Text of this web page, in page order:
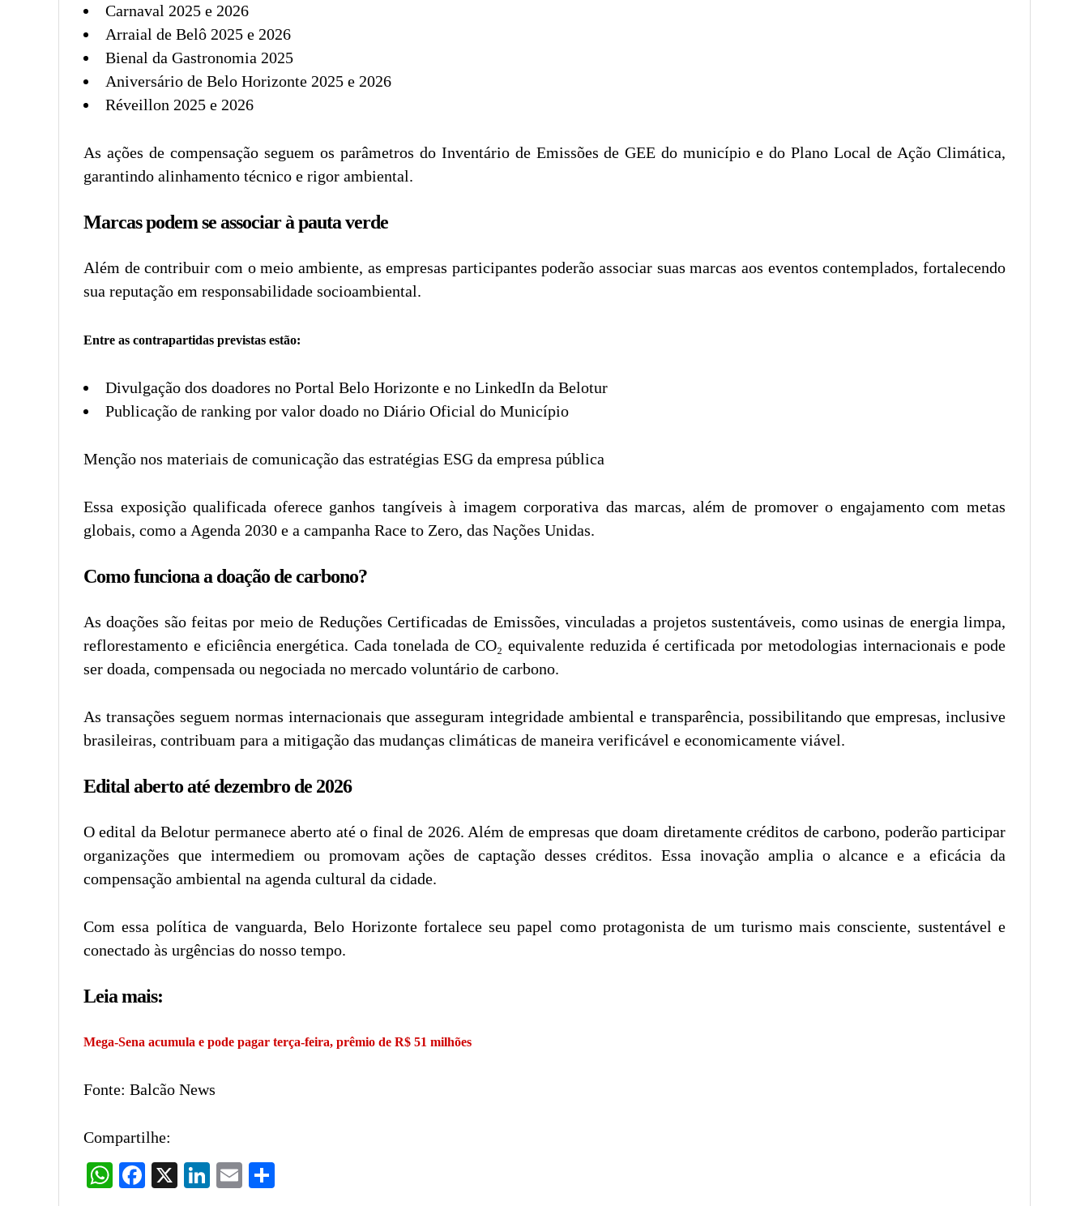
Carnaval 2025 e 2026
Arraial de Belô 2025 e 2026
Bienal da Gastronomia 2025
Aniversário de Belo Horizonte 2025 e 2026
Réveillon 2025 e 2026
As ações de compensação seguem os parâmetros do Inventário de Emissões de GEE do município e do Plano Local de Ação Climática,
garantindo alinhamento técnico e rigor ambiental.
Marcas podem se associar à pauta verde
Além de contribuir com o meio ambiente, as empresas participantes poderão associar suas marcas aos eventos contemplados, fortalecendo
sua reputação em responsabilidade socioambiental.
Entre as contrapartidas previstas estão:
Divulgação dos doadores no Portal Belo Horizonte e no LinkedIn da Belotur
Publicação de ranking por valor doado no Diário Oficial do Município
Menção nos materiais de comunicação das estratégias ESG da empresa pública
Essa exposição qualificada oferece ganhos tangíveis à imagem corporativa das marcas, além de promover o engajamento com metas
globais, como a Agenda 2030 e a campanha Race to Zero, das Nações Unidas.
Como funciona a doação de carbono?
As doações são feitas por meio de Reduções Certificadas de Emissões, vinculadas a projetos sustentáveis, como usinas de energia limpa,
reflorestamento e eficiência energética. Cada tonelada de CO₂ equivalente reduzida é certificada por metodologias internacionais e pode
ser doada, compensada ou negociada no mercado voluntário de carbono.
As transações seguem normas internacionais que asseguram integridade ambiental e transparência, possibilitando que empresas, inclusive
brasileiras, contribuam para a mitigação das mudanças climáticas de maneira verificável e economicamente viável.
Edital aberto até dezembro de 2026
O edital da Belotur permanece aberto até o final de 2026. Além de empresas que doam diretamente créditos de carbono, poderão participar
organizações que intermediem ou promovam ações de captação desses créditos. Essa inovação amplia o alcance e a eficácia da
compensação ambiental na agenda cultural da cidade.
Com essa política de vanguarda, Belo Horizonte fortalece seu papel como protagonista de um turismo mais consciente, sustentável e
conectado às urgências do nosso tempo.
Leia mais:
Mega-Sena acumula e pode pagar terça-feira, prêmio de R$ 51 milhões
Fonte: Balcão News
Compartilhe:
WhatsAppFacebook LinkedInEmail